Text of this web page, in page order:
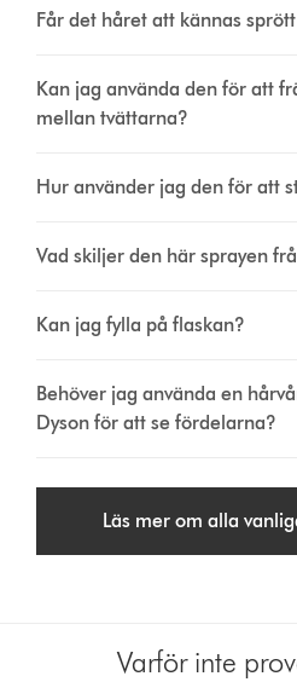
Får det håret att kännas
Kan jag använda den för att
mellan tvättarna?
Hur använder jag den för att
Vad skiljer den här sprayen
Kan jag fylla på flaskan?
Behöver jag använda en
Dyson för att se fördelarna?
Läs mer om alla
Varför inte